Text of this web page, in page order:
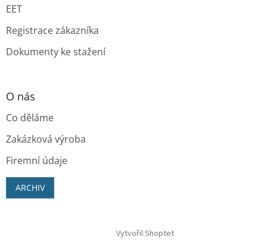
EET
Registrace zákazníka
Dokumenty ke stažení
O nás
Co děláme
Zakázková výroba
Firemní údaje
ARCHIV
Vytvořil Shoptet